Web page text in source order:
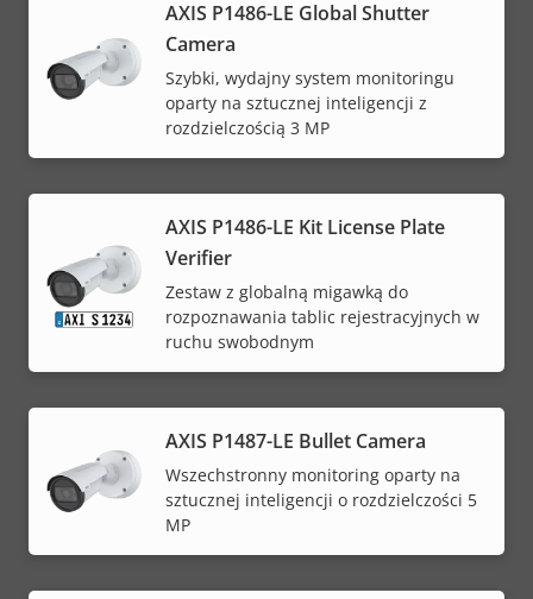
AXIS P1486-LE Global Shutter
Camera
Szybki, wydajny system monitoringu
oparty na sztucznej inteligencji z
rozdzielczością 3 MP
AXIS P1486-LE Kit License Plate
Verifier
Zestaw z globalną migawką do
rozpoznawania tablic rejestracyjnych w
ruchu swobodnym
AXIS P1487-LE Bullet Camera
Wszechstronny monitoring oparty na
sztucznej inteligencji o rozdzielczości 5
MP